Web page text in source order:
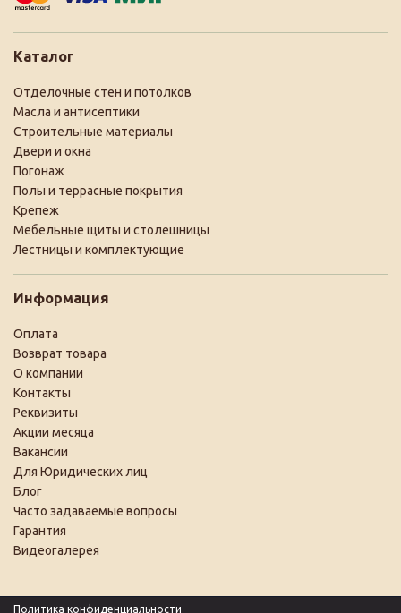
Каталог
Отделочные стен и потолков
Масла и антисептики
Строительные материалы
Двери и окна
Погонаж
Полы и террасные покрытия
Крепеж
Мебельные щиты и столешницы
Лестницы и комплектующие
Информация
Оплата
Возврат товара
О компании
Контакты
Реквизиты
Акции месяца
Вакансии
Для Юридических лиц
Блог
Часто задаваемые вопросы
Гарантия
Видеогалерея
Политика конфиденциальности